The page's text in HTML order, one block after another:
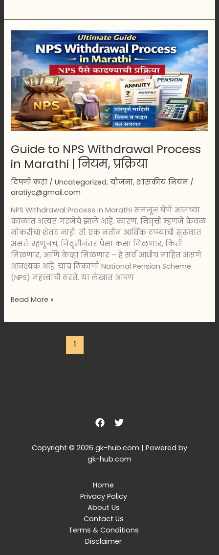
Guide to NPS Withdrawal Process
in Marathi | नियम, प्रक्रिया
टिपणी करा /Uncategorized,योजना,शासकीय नियम /
aratiyc@gmail.com
NPS Withdrawal Process in Marathi समजून घेणे आजच्या
काळात अत्यंत गरजेचे झाले आहे. कारण, निवृत्ती म्हणजे केवळ
नोकरीचा शेवट नाही. ती एक नवीन आर्थिक टप्प्याची सुरुवात
असते. म्हणूनच, निवृत्तीनंतर पैसा कसा मिळणार, किती
मिळणार, आणि केव्हा मिळणार – हे सर्व आधीच माहित असणे
आवश्यक आहे. याच ठिकाणी National Pension Scheme
(NPS) महत्त्वाची ठरते. या लेखात आपण
Guide
NPS
Withdrawal
Process
in
Marathi
|
नियम,
Read More »
1
Copyright © 2026 gk-hub.com | Powered by
gk-hub.com
Home
Privacy Policy
About Us
Contact Us
Terms & Conditions
Disclaimer